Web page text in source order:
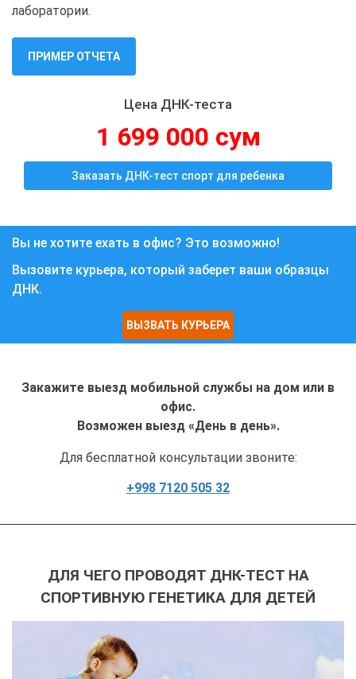
лаборатории.
ПРИМЕР ОТЧЕТА
Цена ДНК-теста
1 699 000 сум
Заказать ДНК-тест спорт для ребенка
Вы не хотите ехать в офис? Это возможно!
Вызовите курьера, который заберет ваши образцы
ДНК.
ВЫЗВАТЬ КУРЬЕРА
Закажите выезд мобильной службы на дом или в
офис.
Возможен выезд «День в день».
Для бесплатной консультации звоните:
+998 7120 505 32
ДЛЯ ЧЕГО ПРОВОДЯТ ДНК-ТЕСТ НА
СПОРТИВНУЮ ГЕНЕТИКА ДЛЯ ДЕТЕЙ